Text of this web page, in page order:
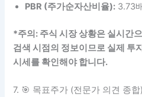
PBR (주가순자산비율): 3.73
*주의: 주식 시장 상황은 실시간
검색 시점의 정보이므로 실제 투
시세를 확인해야 합니다.
7. 🎯 목표주가 (전문가 의견 종합)